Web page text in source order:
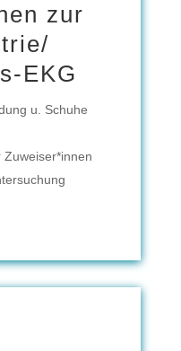
zur
EKG
u. Schuhe
Zuweiser*innen